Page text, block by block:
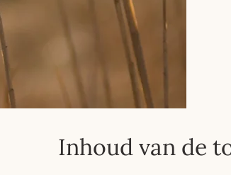
Inhoud van de